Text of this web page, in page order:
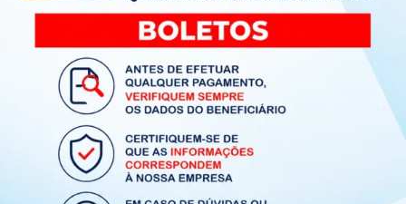
Fale Conosco Ver Todos os Produtos